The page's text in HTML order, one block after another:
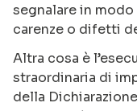
segnalare in
carenze o difetti
Altra cosa è
straordinaria di
della